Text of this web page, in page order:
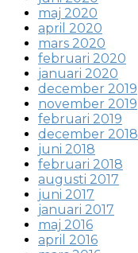
maj 2020
april 2020
mars 2020
februari 2020
januari 2020
december 2019
november 2019
februari 2019
december 2018
juni 2018
februari 2018
augusti 2017
juni 2017
januari 2017
maj 2016
april 2016